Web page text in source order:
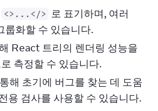
<>...</> 로 표기하며, 여러
룹화할 수 있습니다.
React 트리의 렌더링 성능을
측정할 수 있습니다.
해 초기에 버그를 찾는 데 도움
용 검사를 사용할 수 있습니다.